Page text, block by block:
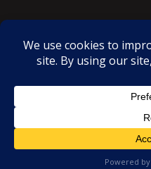
Proudly powered by